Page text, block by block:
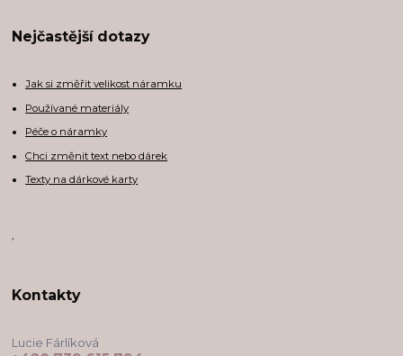
Nejčastější dotazy
Jak si změřit velikost náramku
Používané materiály
Péče o náramky
Chci změnit text nebo dárek
Texty na dárkové karty
Kontakty
Lucie Fárlíková